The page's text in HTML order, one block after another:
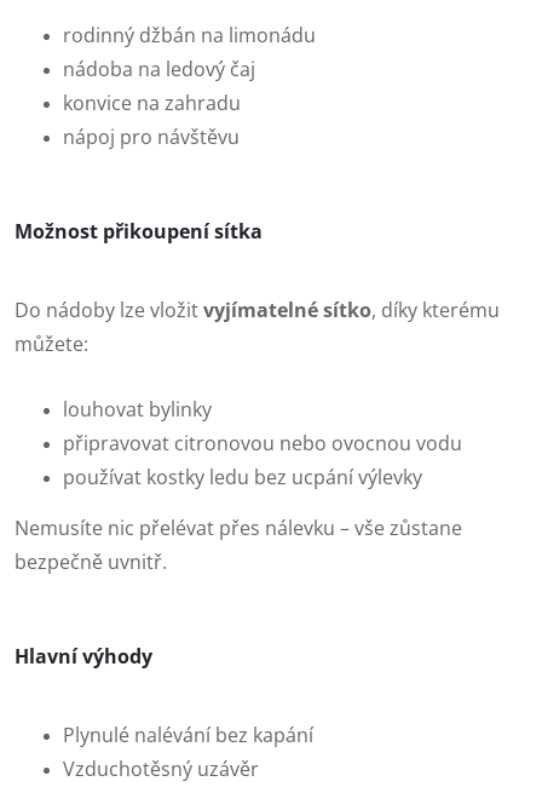
rodinný džbán na limonádu
nádoba na ledový čaj
konvice na zahradu
nápoj pro návštěvu
Možnost přikoupení sítka
Do nádoby lze vložitvyjímatelné sítko, díky kterému
můžete:
louhovat bylinky
připravovat citronovou nebo ovocnou vodu
používat kostky ledu bez ucpání výlevky
Nemusíte nic přelévat přes nálevku – vše zůstane
bezpečně uvnitř.
Hlavní výhody
Plynulé nalévání bez kapání
Vzduchotěsný uzávěr